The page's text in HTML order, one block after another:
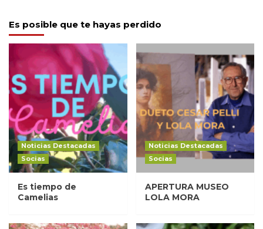
Es posible que te hayas perdido
Noticias Destacadas
Socias
Es tiempo de
Camelias
Noticias Destacadas
Socias
APERTURA MUSEO
LOLA MORA